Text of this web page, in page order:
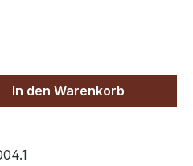
den
In den Warenkorb